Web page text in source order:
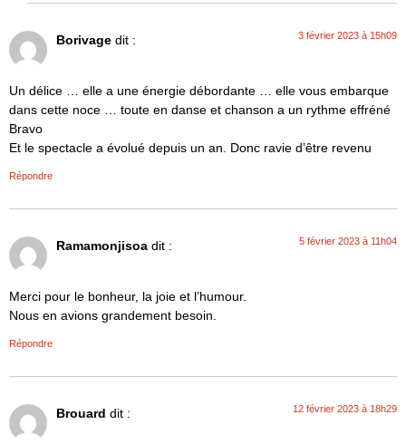
Borivage dit : 3 février 2023 à 15h09
Un délice … elle a une énergie débordante … elle vous embarque
dans cette noce … toute en danse et chanson a un rythme effréné
Bravo
Et le spectacle a évolué depuis un an. Donc ravie d’être revenu
Répondre
Ramamonjisoa dit : 5 février 2023 à 11h04
Merci pour le bonheur, la joie et l’humour.
Nous en avions grandement besoin.
Répondre
Brouard dit : 12 février 2023 à 18h29